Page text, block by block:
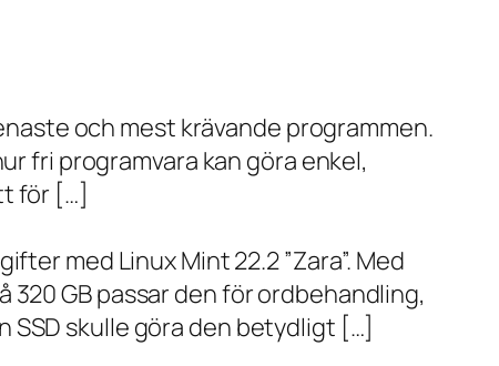
och mest krävande programmen.
fri programvara kan göra enkel,
för […]
med Linux Mint 22.2 ”Zara”. Med
320 GB passar den för ordbehandling,
skulle göra den betydligt […]